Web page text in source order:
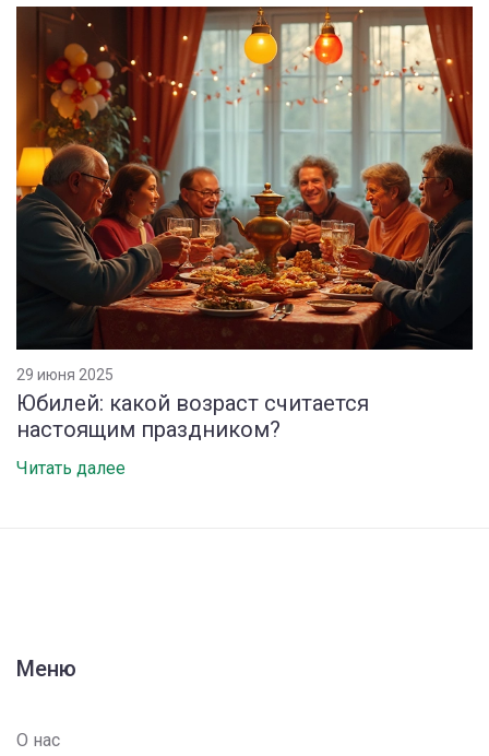
29 июня 2025
Юбилей: какой возраст считается
настоящим праздником?
Читать далее
Меню
О нас